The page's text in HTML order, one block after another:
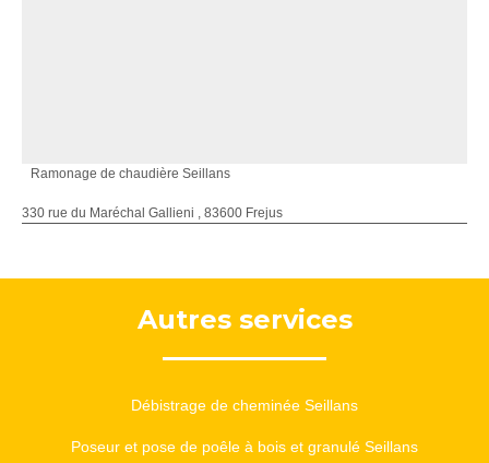
Ramonage de chaudière Seillans
330 rue du Maréchal Gallieni , 83600 Frejus
Autres services
Débistrage de cheminée Seillans
Poseur et pose de poêle à bois et granulé Seillans